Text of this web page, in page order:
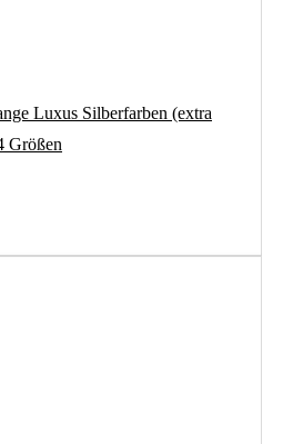
Luxus Silberfarben (extra
Größen